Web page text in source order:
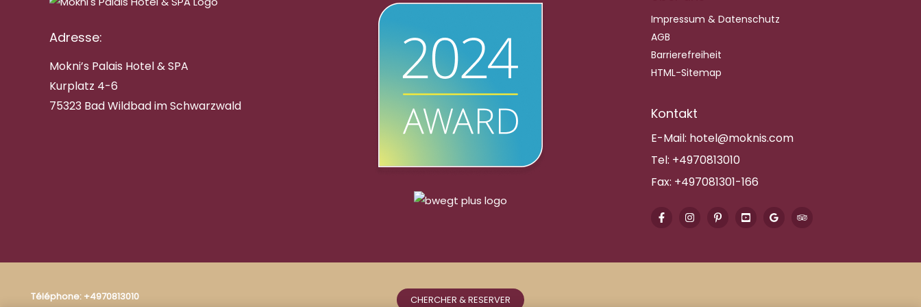
Adresse:
Mokni’s Palais Hotel & SPA
Kurplatz 4-6
75323 Bad Wildbad im Schwarzwald
Impressum & Datenschutz
AGB
Barrierefreiheit
HTML-Sitemap
Kontakt
E-Mail: hotel@moknis.com
Tel: +4970813010
Fax: +497081301-166
Téléphone: +4970813010 CHERCHER & RESERVER